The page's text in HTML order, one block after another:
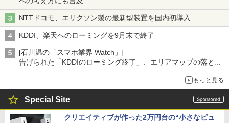
NTTドコモ、エリクソン製の最新型装置を国内初導入
KDDI、楽天へのローミングを9月末で終了
[石川温の「スマホ業界 Watch」]
告げられた「KDDIのローミング終了」、エリアマップの落とし
もっと見る
Special Site
クリエイティブが作った2万円台の“小さなピュ